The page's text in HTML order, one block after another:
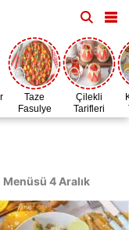
Taze
Fasulye
Zamanı
Çilekli
Tarifleri
4 Aralık